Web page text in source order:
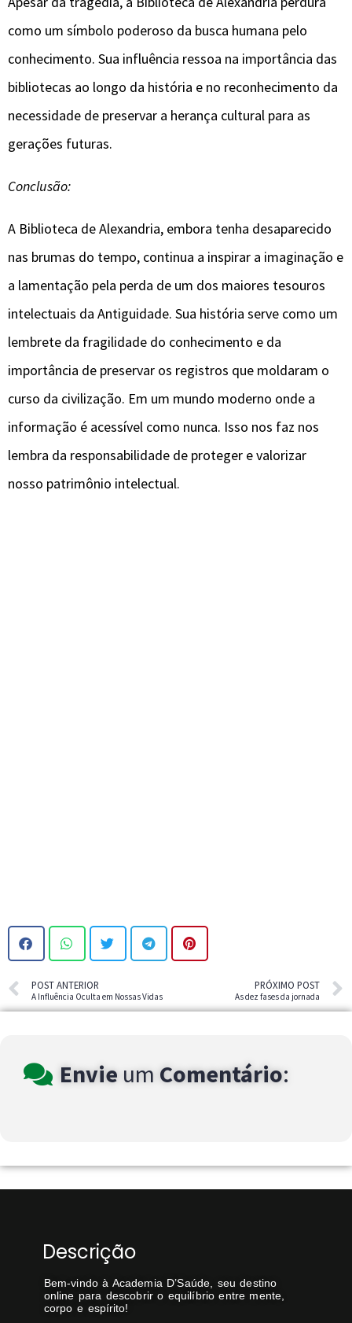
como um símbolo poderoso da busca humana pelo
conhecimento. Sua influência ressoa na importância das
bibliotecas ao longo da história e no reconhecimento da
necessidade de preservar a herança cultural para as
gerações futuras.
Conclusão:
A Biblioteca de Alexandria, embora tenha desaparecido
nas brumas do tempo, continua a inspirar a imaginação e
a lamentação pela perda de um dos maiores tesouros
intelectuais da Antiguidade. Sua história serve como um
lembrete da fragilidade do conhecimento e da
importância de preservar os registros que moldaram o
curso da civilização. Em um mundo moderno onde a
informação é acessível como nunca. Isso nos faz nos
lembra da responsabilidade de proteger e valorizar
nosso patrimônio intelectual.
POST ANTERIOR
A Influência Oculta em Nossas Vidas
PRÓXIMO POST
As dez fases da jornada
Envie um Comentário:
Descrição
Bem-vindo à Academia D’Saúde, seu destino
online para descobrir o equilíbrio entre mente,
corpo e espírito!